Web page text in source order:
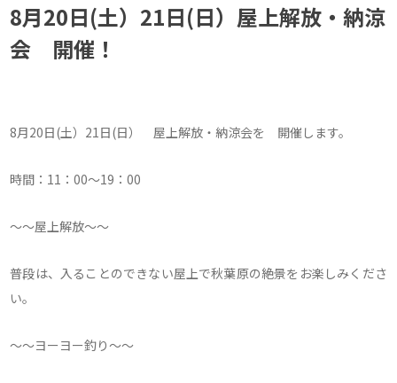
8月20日(土）21日(日）屋上解放・納涼
会 開催！
8月20日(土） 21日(日） 屋上解放・納涼会を 開催します。
時間： 11 ：00～19 ：00
〜〜屋上解放〜〜
普段は、入ることのできない屋上で秋葉原の絶景をお楽しみくださ
い。
〜〜ヨーヨー釣り〜〜